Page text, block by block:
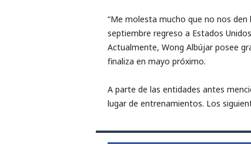
“Me molesta mucho que no nos
septiembre regreso a Estados
Actualmente, Wong Albújar posee
finaliza en mayo próximo.
A parte de las entidades antes
lugar de entrenamientos. Los